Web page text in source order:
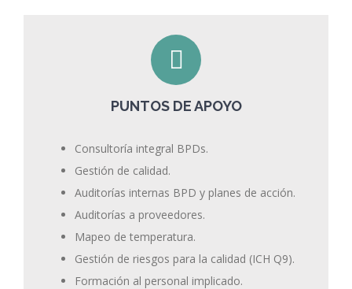
PUNTOS DE APOYO
Consultoría integral BPDs.
Gestión de calidad.
Auditorías internas BPD y planes de acción.
Auditorías a proveedores.
Mapeo de temperatura.
Gestión de riesgos para la calidad (ICH Q9).
Formación al personal implicado.